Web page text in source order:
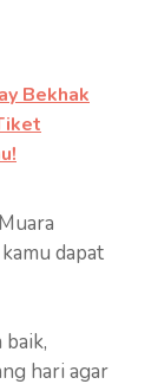
Bekhak
dapat
hari agar